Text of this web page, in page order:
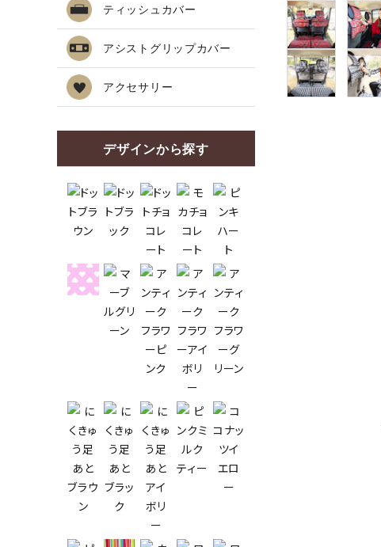
ティッシュカバー
アシストグリップカバー
アクセサリー
デザインから探す